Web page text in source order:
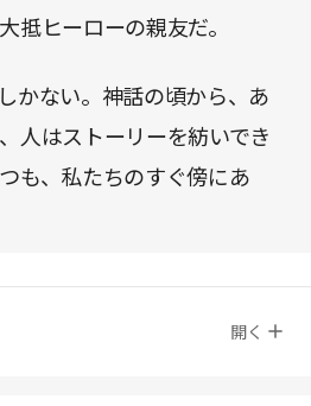
抵ヒーローの親友だ。
かない。神話の頃から、あ
人はストーリーを紡いでき
も、私たちのすぐ傍にあ
開く